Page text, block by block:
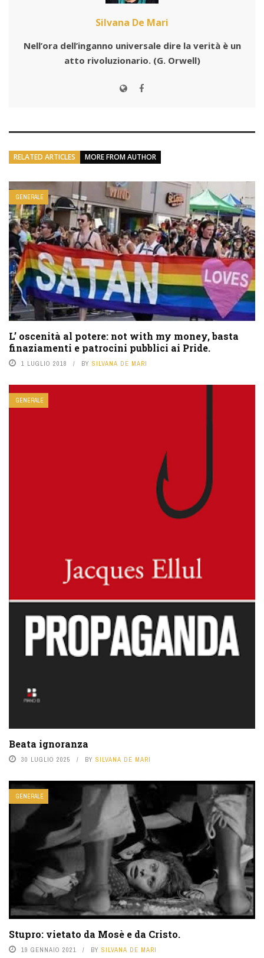
Silvana De Mari
Nell’ora dell’inganno universale dire la verità è un
atto rivoluzionario. (G. Orwell)
RELATED ARTICLES MORE FROM AUTHOR
GENERALE
L’ oscenità al potere: not with my money, basta
finaziamenti e patrocini pubblici ai Pride.
1 LUGLIO 2018 BY SILVANA DE MARI
GENERALE
Beata ignoranza
30 LUGLIO 2025 BY SILVANA DE MARI
GENERALE
Stupro: vietato da Mosè e da Cristo.
19 GENNAIO 2021 BY SILVANA DE MARI